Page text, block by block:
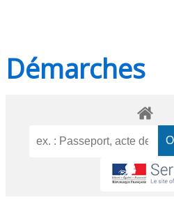
Démarches